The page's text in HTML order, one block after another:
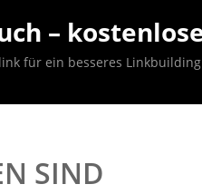
–
für ein besseres
SIND